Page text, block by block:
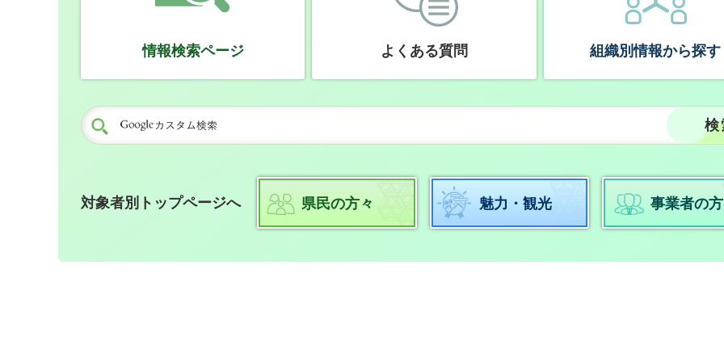
情報検索ページ よくある質問 組織別情報から探す
対象者別トップページへ 県民の方々 魅力・観光 事業者の